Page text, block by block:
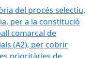
del procés selectiu,
per a la constitució
comarcal de
(A2), per cobrir